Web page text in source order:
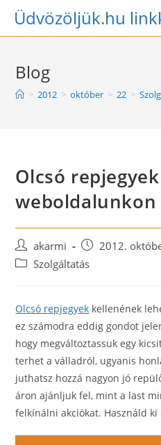
SkipÜdvözöljük.hu
Blog
> 2012 > október > 22 >
Olcsó
weboldalunkon
Post
author:
akarmi
Post
published:
2012.
PostSzolgáltatás
Olcsó repjegyek kellenének
ez számodra eddig gondot
hogy megváltoztassuk egy
terhet a válladról, ugyanis
juthatsz hozzá nagyon jó
áron ajánljuk fel, mint a last
felkínálni akciókat. Használd ki